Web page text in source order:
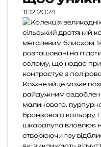
11.12.2024